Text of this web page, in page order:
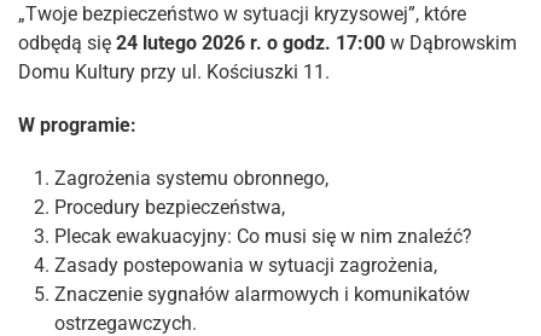
„Twoje bezpieczeństwo w sytuacji kryzysowej”, które
odbędą się 24 lutego 2026 r. o godz. 17:00 w Dąbrowskim
Domu Kultury przy ul. Kościuszki 11.
W programie:
Zagrożenia systemu obronnego,
Procedury bezpieczeństwa,
Plecak ewakuacyjny: Co musi się w nim znaleźć?
Zasady postepowania w sytuacji zagrożenia,
Znaczenie sygnałów alarmowych i komunikatów
ostrzegawczych.